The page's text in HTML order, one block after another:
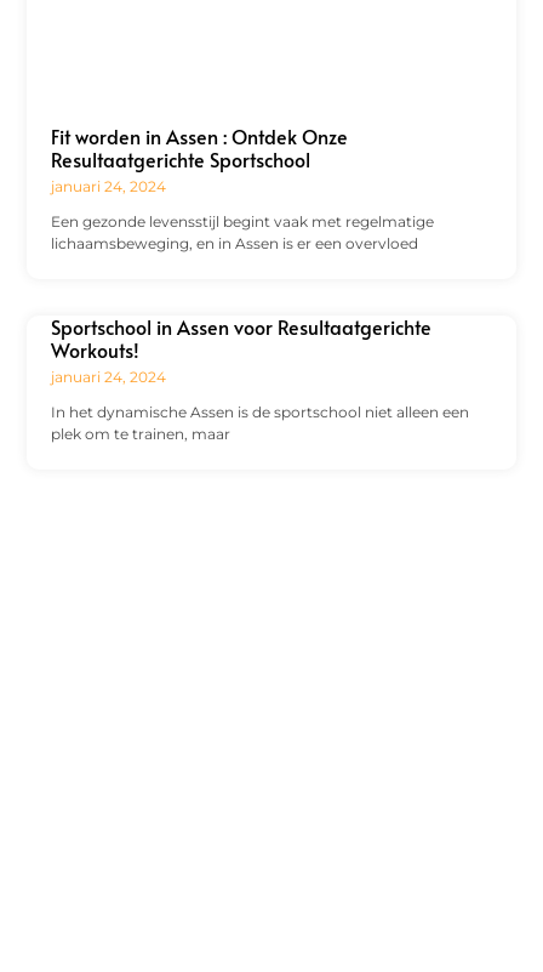
Fit worden in Assen : Ontdek Onze
Resultaatgerichte Sportschool
januari 24, 2024
Een gezonde levensstijl begint vaak met regelmatige
lichaamsbeweging, en in Assen is er een overvloed
Sportschool in Assen voor Resultaatgerichte
Workouts!
januari 24, 2024
In het dynamische Assen is de sportschool niet alleen een
plek om te trainen, maar